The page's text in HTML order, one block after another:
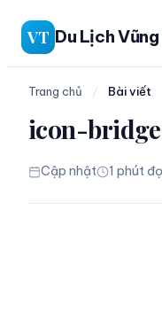
Chuyển
đến
phần
dung
VT Du Lịch
Trang chủ / Bài viết
icon-bridge
Cập nhật 1 phút